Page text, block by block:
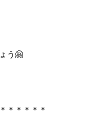
う🤗
＊＊＊＊＊